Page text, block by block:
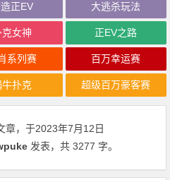
正EV 大逃杀玩法
克女神 正EV之路
系列赛 百万幸运赛
牛扑克 超级百万豪客赛
章，于2023年7月12日
发表，共 3277 字。